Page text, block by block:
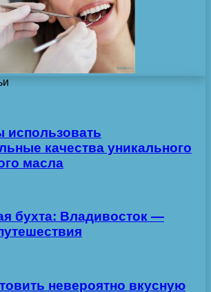
использовать
качества уникального
масла
бухта: Владивосток —
невероятно вкусную